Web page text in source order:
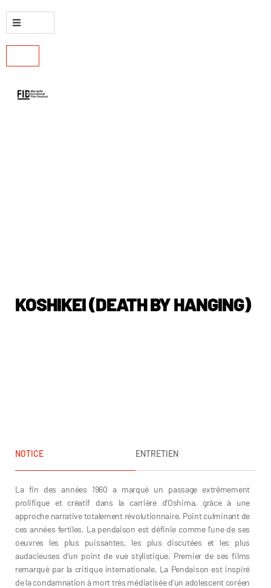
KOSHIKEI (DEATH BY HANGING)
NOTICE ENTRETIEN
La fin des années 1960 a marqué un passage extrêmement
prolifique et créatif dans la carrière d’Oshima, grâce à une
approche narrative totalement révolutionnaire. Point culminant de
ces années fertiles, La pendaison est définie comme l’une de ses
oeuvres les plus puissantes, les plus discutées et les plus
audacieuses d’un point de vue stylistique. Premier de ses films
remarqué par la critique internationale, La Pendaison est inspiré
de la condamnation à mort très médiatisée d’un adolescent coréen